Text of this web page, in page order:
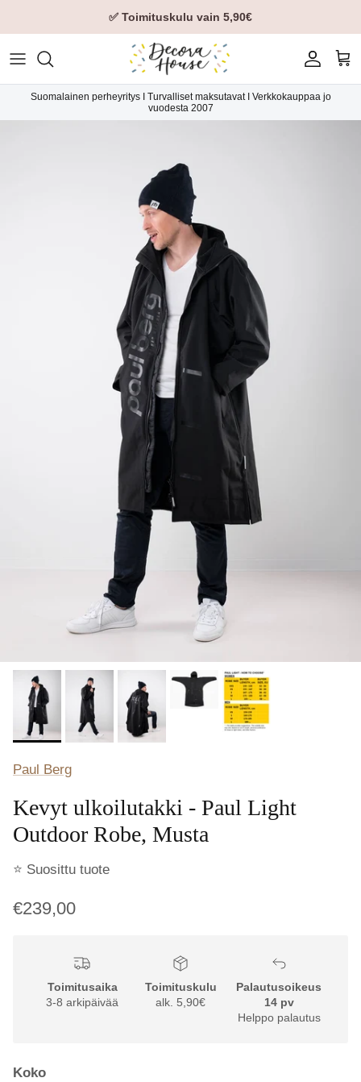
✅ Toimituskulu vain 5,90€
Tili
Suomalainen perheyritys I Turvalliset maksutavat I Verkkokauppaa jo
vuodesta 2007
Paul Berg
Kevyt ulkoilutakki - Paul Light
Outdoor Robe, Musta
⭐ Suosittu tuote
€239,00
Toimitusaika
3-8 arkipäivää
Toimituskulu
alk. 5,90€
Palautusoikeus
14 pv
Helppo palautus
Koko